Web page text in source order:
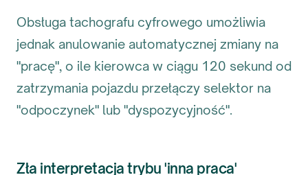
Obsługa tachografu cyfrowego umożliwia
jednak anulowanie automatycznej zmiany na
"pracę", o ile kierowca w ciągu 120 sekund od
zatrzymania pojazdu przełączy selektor na
"odpoczynek" lub "dyspozycyjność".
Zła interpretacja trybu 'inna praca'